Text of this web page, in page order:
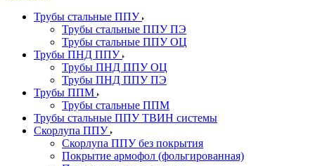
Трубы стальные ППУ
Трубы стальные ППУ ПЭ
Трубы стальные ППУ ОЦ
Трубы ПНД ППУ
Трубы ПНД ППУ ОЦ
Трубы ПНД ППУ ПЭ
Трубы ППМ
Трубы стальные ППМ
Трубы стальные ППУ ТВИН системы
Скорлупа ППУ
Скорлупа ППУ без покрытия
Покрытие армофол (фольгированная)